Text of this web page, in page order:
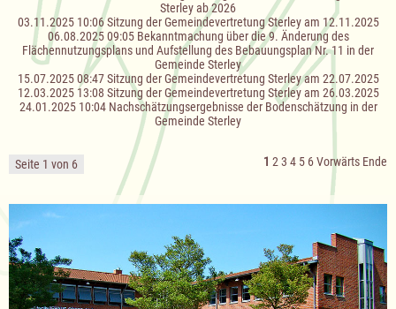
Sterley ab 2026
03.11.2025 10:06 Sitzung der Gemeindevertretung Sterley am 12.11.2025
06.08.2025 09:05 Bekanntmachung über die 9. Änderung des
Flächennutzungsplans und Aufstellung des Bebauungsplan Nr. 11 in der
Gemeinde Sterley
15.07.2025 08:47 Sitzung der Gemeindevertretung Sterley am 22.07.2025
12.03.2025 13:08 Sitzung der Gemeindevertretung Sterley am 26.03.2025
24.01.2025 10:04 Nachschätzungsergebnisse der Bodenschätzung in der
Gemeinde Sterley
Seite 1 von 6 1 2 3 4 5 6Vorwärts Ende